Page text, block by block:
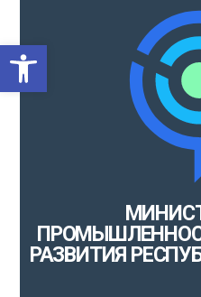
Открыть
РАЗВИТИЯ